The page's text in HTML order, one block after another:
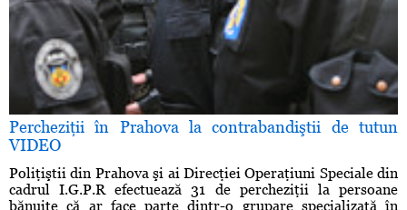
Percheziţii în Prahova la contrabandiştii de tutun
VIDEO
Poliţiştii din Prahova şi ai Direcţiei Operaţiuni Speciale din
cadrul I.G.P.R efectuează 31 de percheziţii la persoane
bănuite că ar face parte dintr-o grupare specializată în